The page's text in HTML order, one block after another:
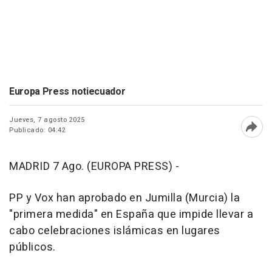
Europa Press notiecuador
Jueves, 7 agosto 2025
Publicado: 04:42
MADRID 7 Ago. (EUROPA PRESS) -
PP y Vox han aprobado en Jumilla (Murcia) la
"primera medida" en España que impide llevar a
cabo celebraciones islámicas en lugares
públicos.